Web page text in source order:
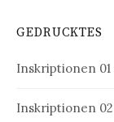
GEDRUCKTES
Inskriptionen 01
Inskriptionen 02